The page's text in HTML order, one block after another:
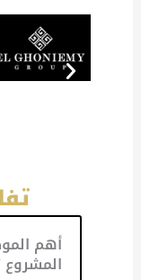
أهم
المشروع